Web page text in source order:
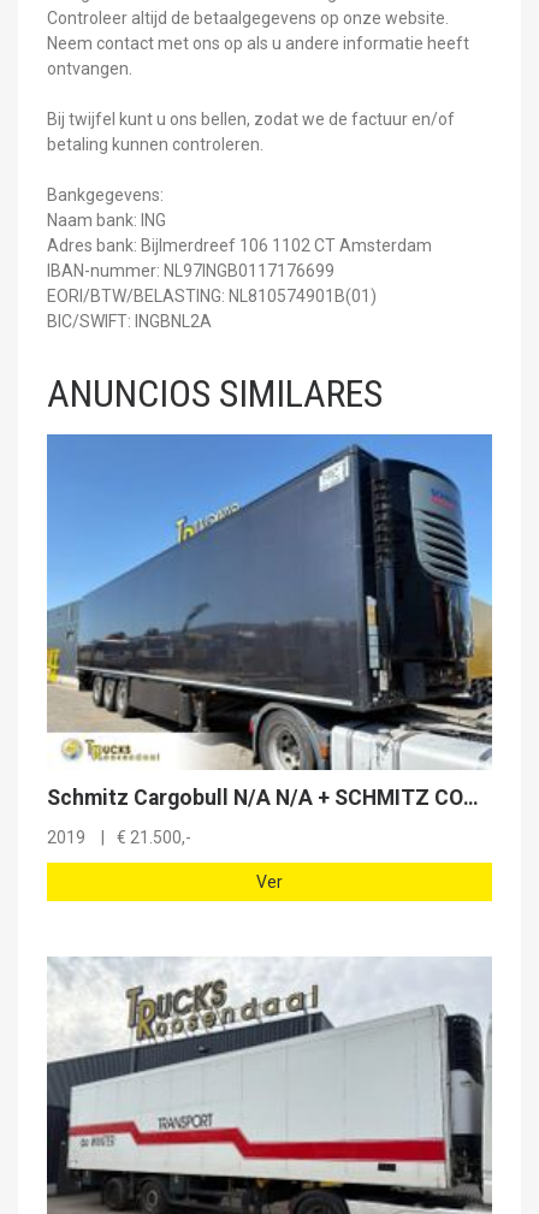
Controleer altijd de betaalgegevens op onze website.
Neem contact met ons op als u andere informatie heeft
ontvangen.
Bij twijfel kunt u ons bellen, zodat we de factuur en/of
betaling kunnen controleren.
Bankgegevens:
Naam bank: ING
Adres bank: Bijlmerdreef 106 1102 CT Amsterdam
IBAN-nummer: NL97INGB0117176699
EORI/BTW/BELASTING: NL810574901B(01)
BIC/SWIFT: INGBNL2A
ANUNCIOS SIMILARES
Schmitz Cargobull N/A N/A + SCHMITZ COOLER + ATP + 3x saf + 7279 hours + pallet box + new model
2019 € 21.500,-
Ver